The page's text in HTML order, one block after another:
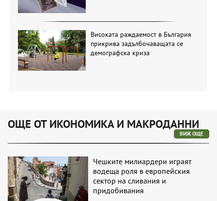
Високата раждаемост в България
прикрива задълбочаващата се
демографска криза
ОЩЕ ОТ ИКОНОМИКА И МАКРОДАННИ
ВИЖ ОЩЕ
Чешките милиардери играят
водеща роля в европейския
сектор на сливания и
придобивания